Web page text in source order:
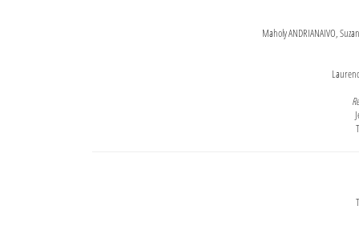
Maholy ANDRIANAIVO,